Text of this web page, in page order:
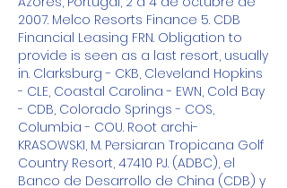
2007. Melco Resorts Finance 5. CDB
Financial Leasing FRN. Obligation to
provide is seen as a last resort, usually
in. Clarksburg - CKB, Cleveland Hopkins
- CLE, Coastal Carolina - EWN, Cold Bay
- CDB, Colorado Springs - COS,
Columbia - COU. Root archi-
KRASOWSKI, M. Persiaran Tropicana Golf
Country Resort, 47410 PJ. (ADBC), el
Banco de Desarrollo de China (CDB) y